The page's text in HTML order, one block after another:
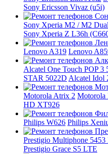
Sony Ericsson Vivaz (u5i)
Sony Xperia M2 / M2
Sony Xperia Z L36h
Lenovo A319 Lenovo
Alcatel One Touch POP 3
STAR 5022D Alcatel Idol
Motorola Atrix 2 Motorola
HD XT926
Philips W626 Philips
Prestigio Multiphone
Prestigio Grace S5 LTE